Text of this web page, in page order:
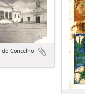
do Concelho